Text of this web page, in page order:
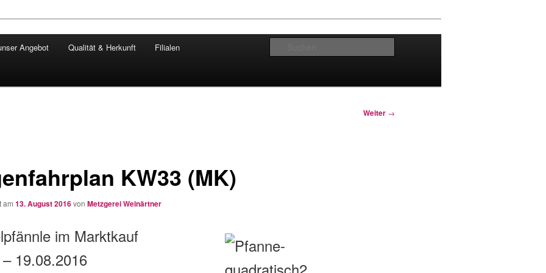
Angebot Qualität & Herkunft Filialen
Weiter →
KW33 (MK)
am 13. August 2016von Metzgerei Weinärtner
im Marktkauf
19.08.2016